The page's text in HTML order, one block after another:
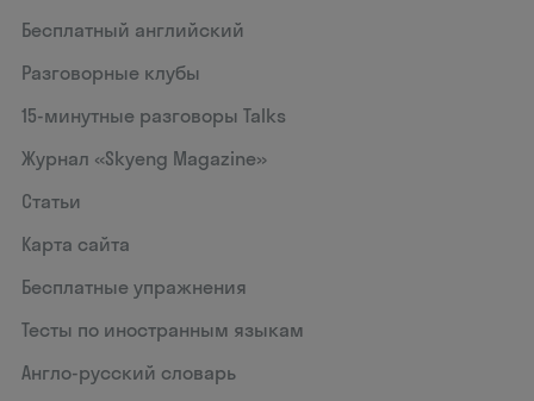
Бесплатный английский
Разговорные клубы
15‑минутные разговоры Talks
Журнал «Skyeng Magazine»
Статьи
Карта сайта
Бесплатные упражнения
Тесты по иностранным языкам
Англо-русский словарь